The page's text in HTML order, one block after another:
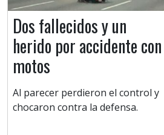
Dos fallecidos y un
herido por accidente con
motos
Al parecer perdieron el control y
chocaron contra la defensa.